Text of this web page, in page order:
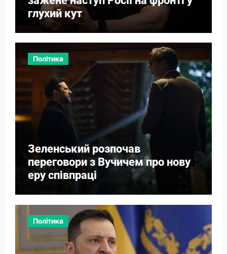
глухий кут
Політика
Зеленський розпочав
переговори з Вучичем про нову
еру співпраці
Політика